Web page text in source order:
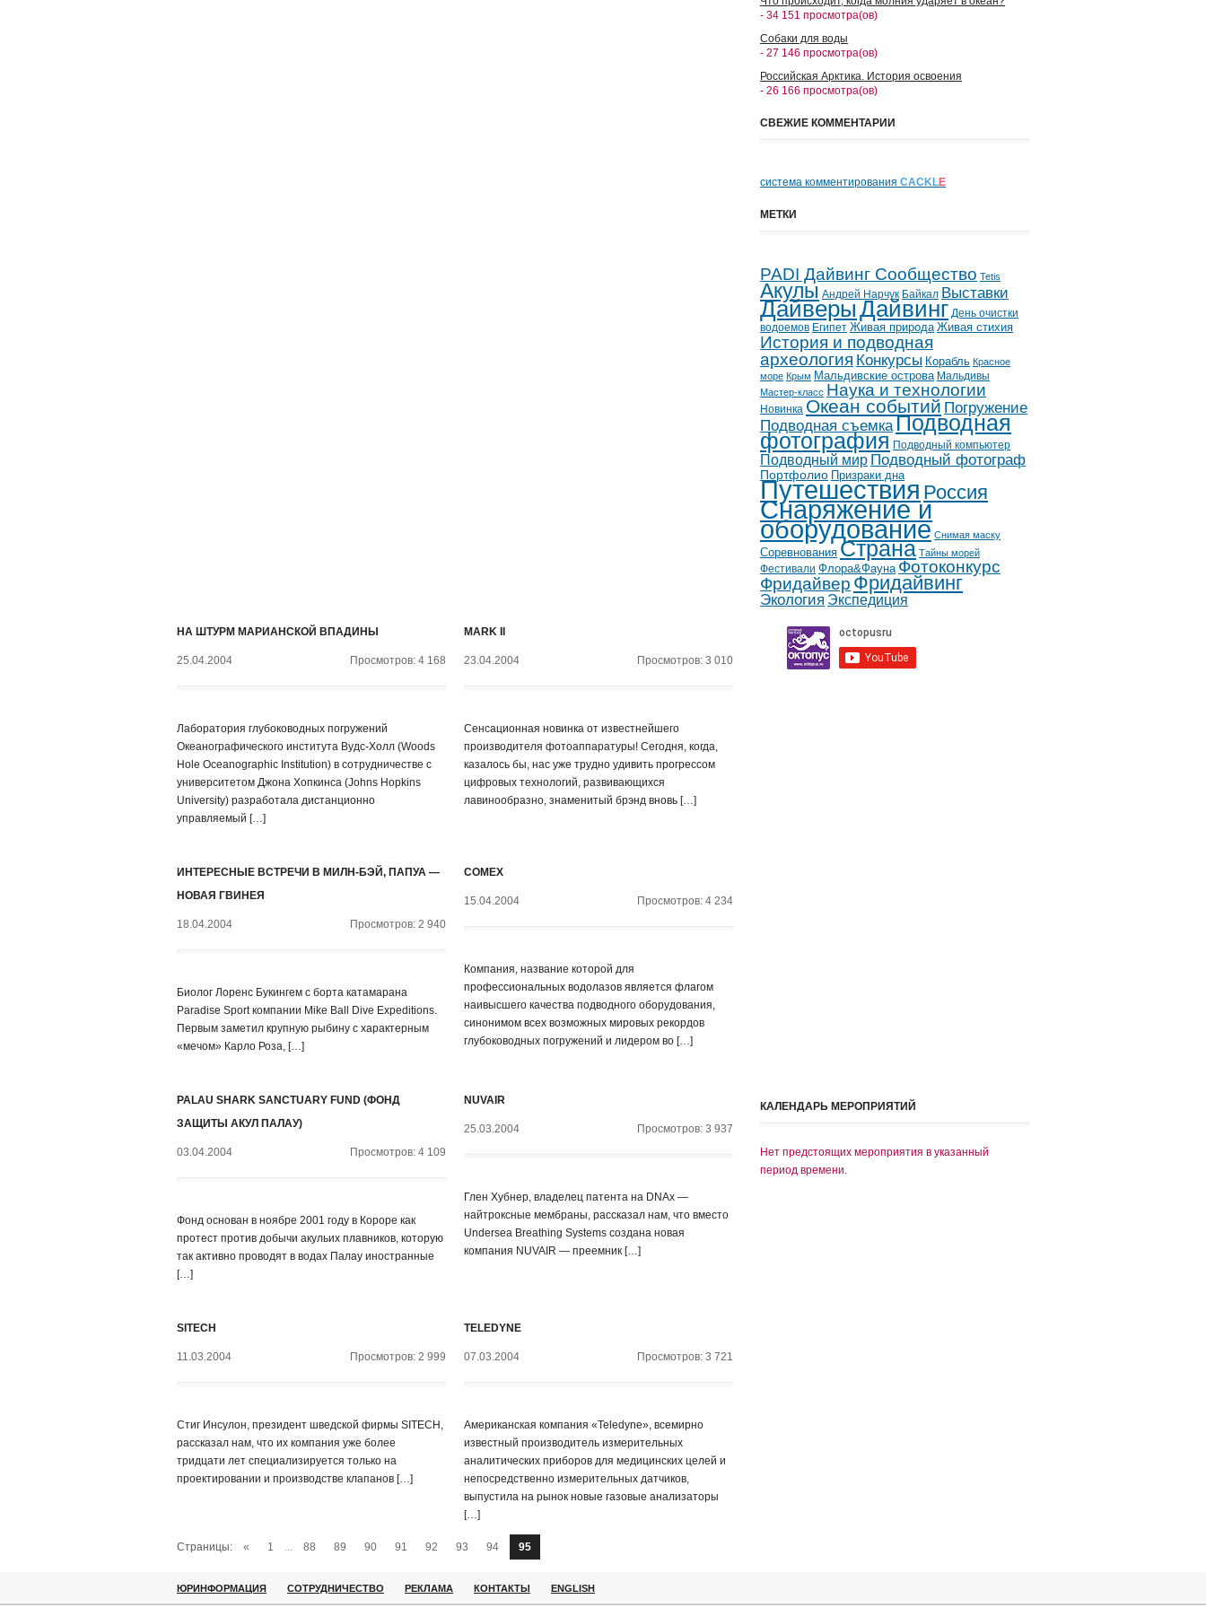
НА ШТУРМ МАРИАНСКОЙ ВПАДИНЫ
25.04.2004 Просмотров: 4 168
Лаборатория глубоководных погружений
Океанографического института Вудс-Холл (Woods
Hole Oceanographic Institution) в сотрудничестве с
университетом Джона Хопкинса (Johns Hopkins
University) разработала дистанционно
управляемый […]
MARK II
23.04.2004 Просмотров: 3 010
Сенсационная новинка от известнейшего
производителя фотоаппаратуры! Сегодня, когда,
казалось бы, нас уже трудно удивить прогрессом
цифровых технологий, развивающихся
лавинообразно, знаменитый брэнд вновь […]
ИНТЕРЕСНЫЕ ВСТРЕЧИ В МИЛН-БЭЙ, ПАПУА —
НОВАЯ ГВИНЕЯ
18.04.2004 Просмотров: 2 940
Биолог Лоренс Букингем с борта катамарана
Paradise Sport компании Mike Ball Dive Expeditions.
Первым заметил крупную рыбину с характерным
«мечом» Карло Роза, […]
COMEX
15.04.2004 Просмотров: 4 234
Компания, название которой для
профессиональных водолазов является флагом
наивысшего качества подводного оборудования,
синонимом всех возможных мировых рекордов
глубоководных погружений и лидером во […]
PALAU SHARK SANCTUARY FUND (ФОНД
ЗАЩИТЫ АКУЛ ПАЛАУ)
03.04.2004 Просмотров: 4 109
Фонд основан в ноябре 2001 году в Короре как
протест против добычи акульих плавников, которую
так активно проводят в водах Палау иностранные
[…]
NUVAIR
25.03.2004 Просмотров: 3 937
Глен Хубнер, владелец патента на DNAx —
найтроксные мембраны, рассказал нам, что вместо
Undersea Breathing Systems создана новая
компания NUVAIR — преемник […]
SITECH
11.03.2004 Просмотров: 2 999
Стиг Инсулон, президент шведской фирмы SITECH,
рассказал нам, что их компания уже более
тридцати лет специализируется только на
проектировании и производстве клапанов […]
TELEDYNE
07.03.2004 Просмотров: 3 721
Американская компания «Teledyne», всемирно
известный производитель измерительных
аналитических приборов для медицинских целей и
непосредственно измерительных датчиков,
выпустила на рынок новые газовые анализаторы
[…]
Страницы: « 1 ... 88 89 90 91 92 93 94 95
- 34 151 просмотра(ов)
Собаки для воды
- 27 146 просмотра(ов)
Российская Арктика. История освоения
- 26 166 просмотра(ов)
СВЕЖИЕ КОММЕНТАРИИ
система комментирования CACKLE
МЕТКИ
PADI Дайвинг Сообщество Tetis
Акулы Андрей Нарчук Байкал Выставки
ДайверыДайвинг День очистки
водоемов Египет Живая природа Живая стихия
История и подводная
археология Конкурсы Корабль Красное
море Крым Мальдивские острова Мальдивы
Мастер-класс Наука и технологии
Новинка Океан событий Погружение
Подводная съемкаПодводная
фотография Подводный компьютер
Подводный мир Подводный фотограф
Портфолио Призраки дна
Путешествия Россия
Снаряжение и
оборудование Снимая маску
Соревнования Страна Тайны морей
Фестивали Флора&Фауна Фотоконкурс
Фридайвер Фридайвинг
Экология Экспедиция
КАЛЕНДАРЬ МЕРОПРИЯТИЙ
Нет предстоящих мероприятия в указанный
период времени.
ЮРИНФОРМАЦИЯ СОТРУДНИЧЕСТВО РЕКЛАМА КОНТАКТЫ ENGLISH